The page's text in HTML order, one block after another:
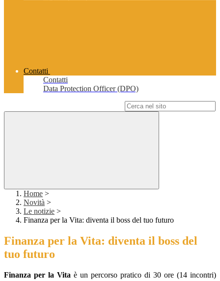
Contatti
Contatti
Data Protection Officer (DPO)
Home >
Novità >
Le notizie >
Finanza per la Vita: diventa il boss del tuo futuro
Finanza per la Vita: diventa il boss del
tuo futuro
Finanza per la Vita è un percorso pratico di 30 ore (14 incontri)